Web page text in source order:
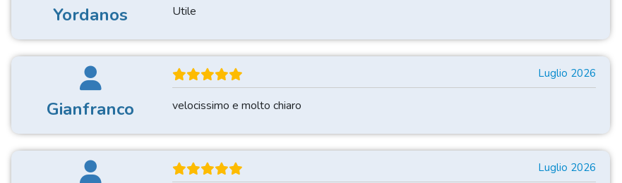
Yordanos Utile
Gianfranco
Luglio 2026
velocissimo e molto chiaro
Luglio 2026